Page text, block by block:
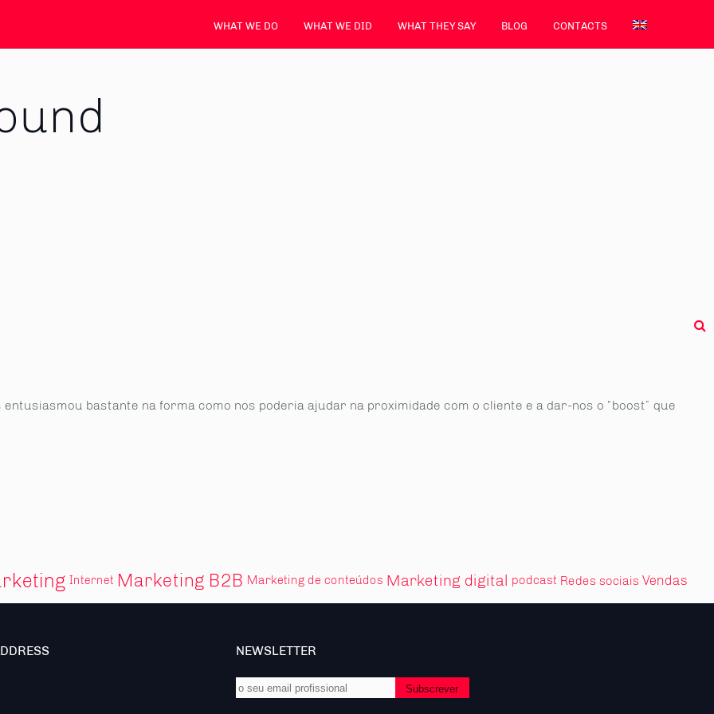
WHAT WE DO WHAT WE DID WHAT THEY SAY BLOG CONTACTS
bastante na forma como nos poderia ajudar na proximidade com o cliente e a dar-nos o “boost” que
Internet Marketing B2B Marketing de conteúdos Marketing digital podcast Redes sociais Vendas
NEWSLETTER